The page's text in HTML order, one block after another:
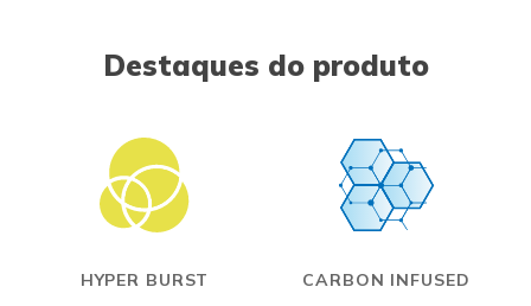
Destaques do produto
HYPER BURST CARBON INFUSED